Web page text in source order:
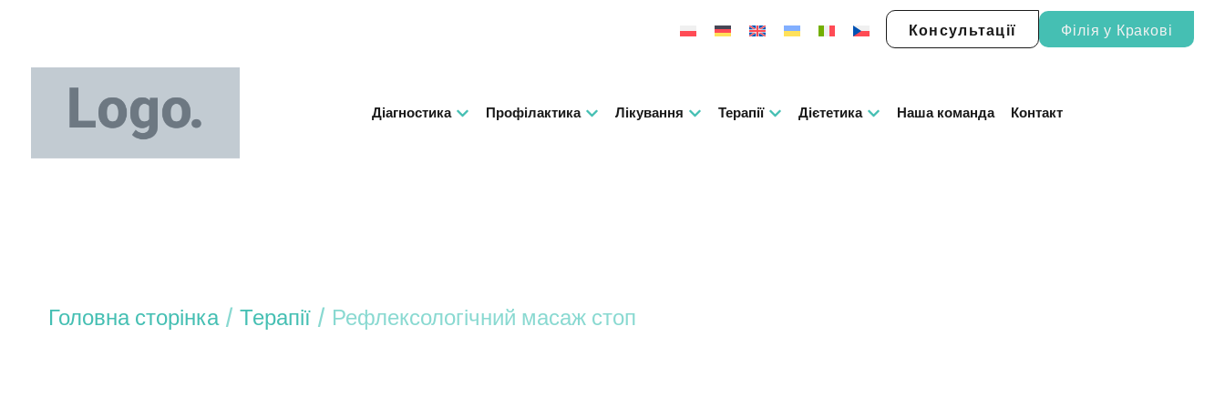
Консультації Філія у Кракові
Діагностика Профілактика Лікування Терапії Дієтетика Наша команда Контакт
Головна сторінка/ Терапії/ Рефлексологічний масаж стоп